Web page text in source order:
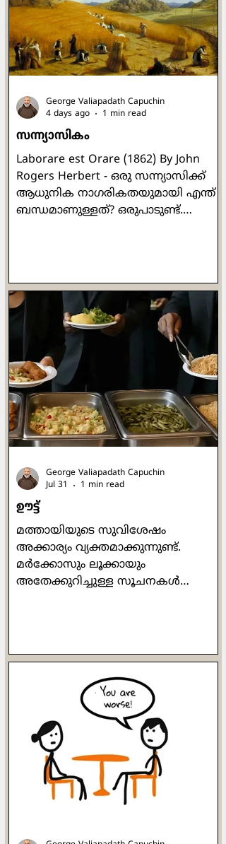
കൊണ്ടുപോകുന്നത്. അവിടെ അവർ
നോക്കിനിൽക്കേ മരിച്ച
പെൺകുഞ്ഞിന്റെ ശരീരം
ജീവനുള്ളതായി കൺതുറന്നുവന്നു.
യേശുവിൻ്റെ ജീവിതത്തിലെ ഏറ്റവും
സവിശേഷതയാർന്ന
മുഹൂർത്തങ്ങളില
സന്ന്യാസികം
Laborare est Orare (1862) By John
Rogers Herbert - ഒരു സന്ന്യാസിക്ക്
ആധുനിക നാഗരികതയുമായി എന്ത്
ബന്ധമാണുള്ളത്? ഒരുപാടുണ്ട്.
പാശ്ചാത്യ ആശ്രമ സന്ന്യാസത്തിന്റെ
പിതാവ് എന്നുകൂടി അറിയപ്പെടുന്ന വി.
ബെനഡിക്റ്റ്, ആശ്രമവാസികളായ
സന്ന്യാസികൾക്കായി ഒരു നിയമാവലി
എഴുതിയ ആളായിരുന്നു.
ബെനഡിക്റ്റൈൻ ജീവിതം
നയിക്കാനായി നിരവധി പേർ
മൂന്നോട്ടുവന്നു. അങ്ങനെ
യൂറോപ്പിന്റെ പല
George Valiapadath Capuchin
4 days ago
1 min read
ഊട്ട്
മത്തായിയുടെ സുവിശേഷം
അക്കാര്യം വ്യക്തമാക്കുന്നുണ്ട്.
മർക്കോസും ലൂക്കായും
അതേക്കുറിച്ചുള്ള സൂചനകൾ
ഒരുക്കുന്നതിനും വേണ്ടി
അയക്കപ്പെട്ടവനായിരുന്നു
സ്നാപകയോഹന്നാൻ. ഒരുപക്ഷേ,
ബാല്യത്തിൽ അവർ പരസ്പരം
കണ്ടിട്ടും കൂട്ടുകൂടിയിട്ടും, ഒപ്പം
കളിച്ചിട്ടുമുണ്ടാകാം. രണ്ടാളുടെയും
അമ്മമാർ മറ്റേയാളെക്കുറിച്ച്
അവരവരുടെ മക്കളോട് ഒത്തിരി
പറഞ്ഞിട്ടുമുണ്ടാകാം. ഒരേ വഴിയെ
അവർ തമ്മിൽ ആത്മന
George Valiapadath Capuchin
Jul 31
1 min read